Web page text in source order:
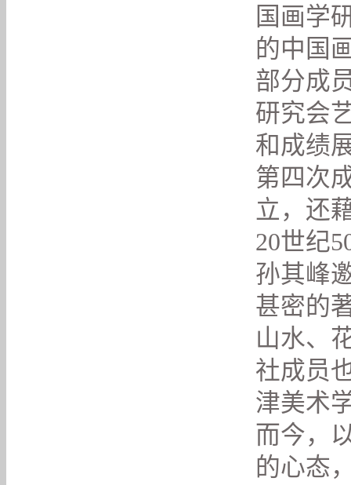
国画学
的中国
部分成
研究会
和成绩
第四次
立，还
20世纪
孙其峰
甚密的
山水、
社成员
津美术
而今，
的心态